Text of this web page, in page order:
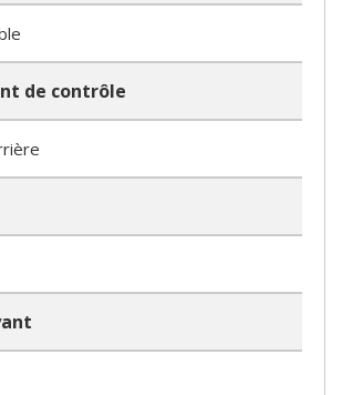
de contrôle